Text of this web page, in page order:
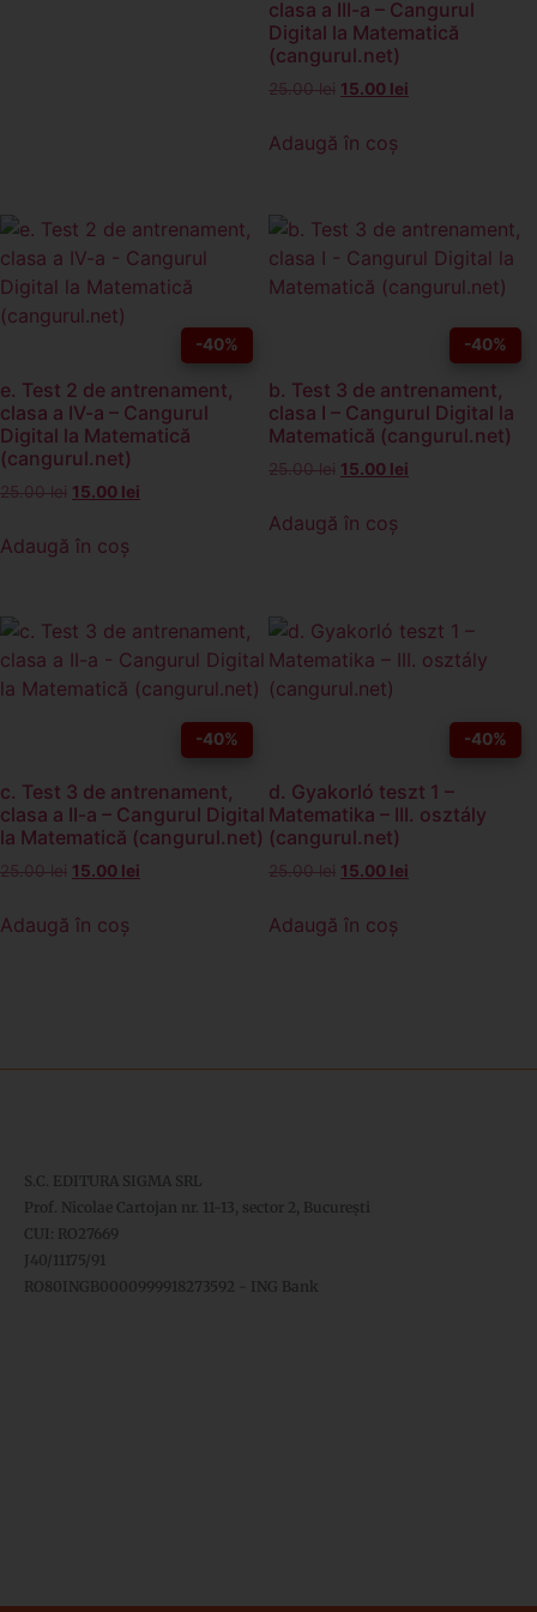
clasa a III-a – Cangurul
Digital la Matematică
(cangurul.net)
25.00lei 15.00 lei
Adaugă în coș
-40%
e. Test 2 de antrenament,
clasa a IV-a – Cangurul
Digital la Matematică
(cangurul.net)
25.00lei 15.00 lei
Adaugă în coș
-40%
b. Test 3 de antrenament,
clasa I – Cangurul Digital la
Matematică (cangurul.net)
25.00lei 15.00 lei
Adaugă în coș
-40%
c. Test 3 de antrenament,
clasa a II-a – Cangurul Digital
la Matematică (cangurul.net)
25.00lei 15.00 lei
Adaugă în coș
-40%
d. Gyakorló teszt 1 –
Matematika – III. osztály
(cangurul.net)
25.00lei 15.00 lei
Adaugă în coș
S.C. EDITURA SIGMA SRL
Prof. Nicolae Cartojan nr. 11-13, sector 2, București
CUI: RO27669
J40/11175/91
RO80INGB0000999918273592 - ING Bank